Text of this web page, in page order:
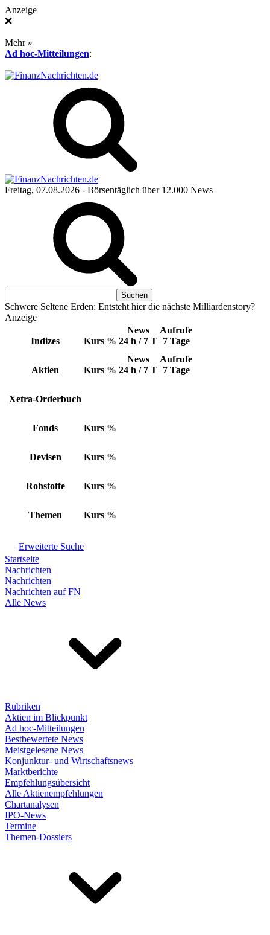
Anzeige
❌
Mehr »
Ad hoc-Mitteilungen:
Freitag, 07.08.2026 - Börsentäglich über 12.000 News
Schwere Seltene Erden: Entsteht hier die nächste Milliardenstory?
Anzeige
Indizes Kurs %
News
24 h / 7 T
Aufrufe
7 Tage
Aktien Kurs %
News
24 h / 7 T
Aufrufe
7 Tage
Xetra-Orderbuch
Fonds Kurs %
Devisen Kurs %
Rohstoffe Kurs %
Themen Kurs %
Erweiterte Suche
Startseite
Nachrichten
Nachrichten
Nachrichten auf FN
Alle News
Rubriken
Aktien im Blickpunkt
Ad hoc-Mitteilungen
Bestbewertete News
Meistgelesene News
Konjunktur- und Wirtschaftsnews
Marktberichte
Empfehlungsübersicht
Alle Aktienempfehlungen
Chartanalysen
IPO-News
Termine
Themen-Dossiers